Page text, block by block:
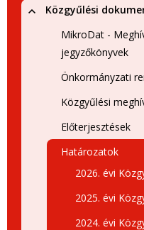
Közgyűlési
MikroDat -
jegyzőkönyvek
Önkormányzati
Közgyűlési
Előterjesztések
Határozatok
2026. évi
2025. évi
2024. évi